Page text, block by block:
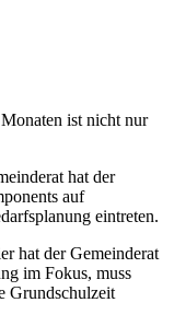
ist nicht nur
hat der
auf
eintreten.
hat der Gemeinderat
im Fokus, muss
Grundschulzeit